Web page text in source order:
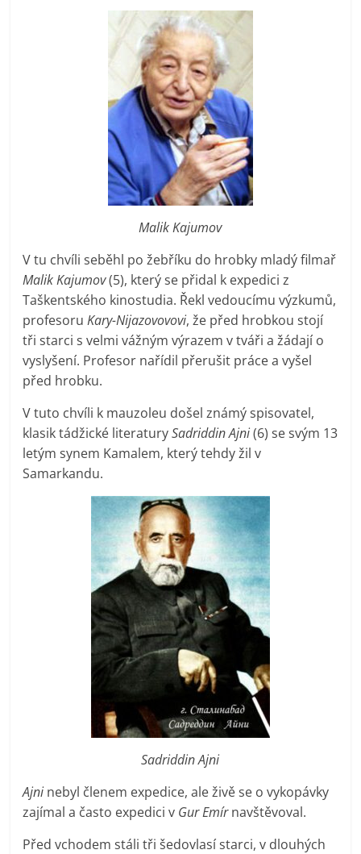
Malik Kajumov
V tu chvíli seběhl po žebříku do hrobky mladý filmař
Malik Kajumov(5), který se přidal k expedici z
Taškentského kinostudia. Řekl vedoucímu výzkumů,
profesoruKary-Nijazovovovi, že před hrobkou stojí
tři starci s velmi vážným výrazem v tváři a žádají o
vyslyšení. Profesor nařídil přerušit práce a vyšel
před hrobku.
V tuto chvíli k mauzoleu došel známý spisovatel,
klasik tádžické literaturySadriddin Ajni(6) se svým 13
letým synem Kamalem, který tehdy žil v
Samarkandu.
Sadriddin Ajni
Ajni nebyl členem expedice, ale živě se o vykopávky
zajímal a často expedici v Gur Emírnavštěvoval.
Před vchodem stáli tři šedovlasí starci, v dlouhých